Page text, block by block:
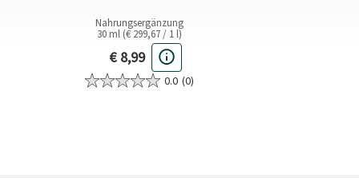
Nahrungsergänzung
30 ml (€ 299,67 / 1 l)
Aktueller Preis
€ 8,99
0.0 (0)